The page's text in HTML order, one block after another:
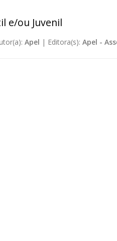
e/ou Juvenil
Apel | Editora(s): Apel -